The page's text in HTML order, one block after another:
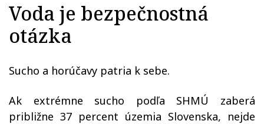
Voda je bezpečnostná
otázka
Sucho a horúčavy patria k sebe.
Ak extrémne sucho podľa SHMÚ zaberá
približne 37 percent územia Slovenska, nejde